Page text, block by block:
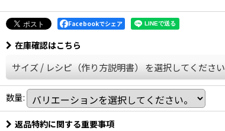
Facebookでシェア
在庫確認はこちら
サイズ/ レシピ（作り方説明書） を選択してください
数量:
返品特約に関する重要事項